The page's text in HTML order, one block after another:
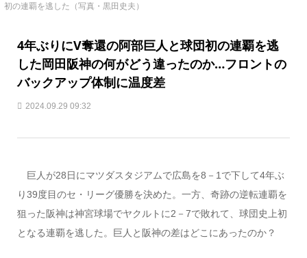
初の連覇を逃した（写真・黒田史夫）
4年ぶりにV奪還の阿部巨人と球団初の連覇を逃
した岡田阪神の何がどう違ったのか…フロントの
バックアップ体制に温度差
2024.09.29 09:32
巨人が28日にマツダスタジアムで広島を8－1で下して4年ぶ
り39度目のセ・リーグ優勝を決めた。一方、奇跡の逆転連覇を
狙った阪神は神宮球場でヤクルトに2－7で敗れて、球団史上初
となる連覇を逃した。巨人と阪神の差はどこにあったのか？